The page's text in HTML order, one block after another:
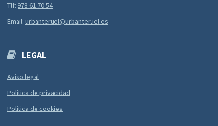
Tlf: 978 61 70 54
Email: urbanteruel@urbanteruel.es
LEGAL
Aviso legal
Política de privacidad
Política de cookies